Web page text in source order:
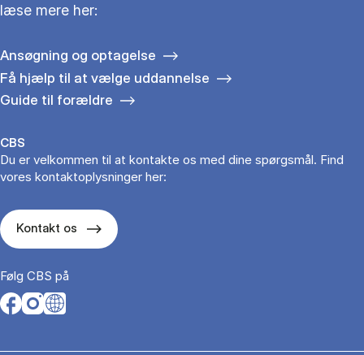
læse mere her:
Ansøgning og optagelse
Få hjælp til at vælge uddannelse
Guide til forældre
CBS
Du er velkommen til at kontakte os med dine spørgsmål. Find
vores kontaktoplysninger her:
Kontakt os
Følg CBS på
Opens in a new tab
Opens in a new tab
Opens in a new tab